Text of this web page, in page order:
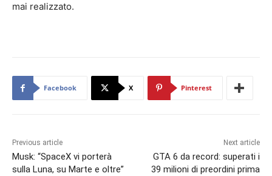
mai realizzato.
Facebook X Pinterest
Previous article
Musk: “SpaceX vi porterà
sulla Luna, su Marte e oltre”
Next article
GTA 6 da record: superati i
39 milioni di preordini prima